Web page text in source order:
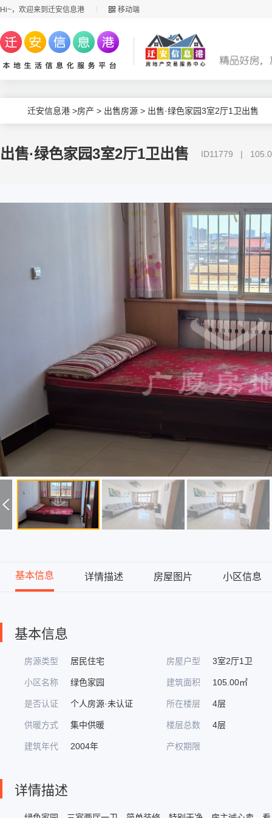
Hi~，欢迎来到迁安信息港 移动端
迁安信息港 >房产 > 出售房源 > 出售·绿色家园3室2厅1卫出售
出售·绿色家园3室2厅1卫出售 ID11779 |
基本信息 详情描述 房屋图片 小区信息
基本信息
房源类型 居民住宅 房屋户型 3室2厅1卫
小区名称 绿色家园 建筑面积 105.00㎡
是否认证 个人房源·未认证 所在楼层 4层
供暖方式 集中供暖 楼层总数 4层
建筑年代 2004年 产权期限
详情描述